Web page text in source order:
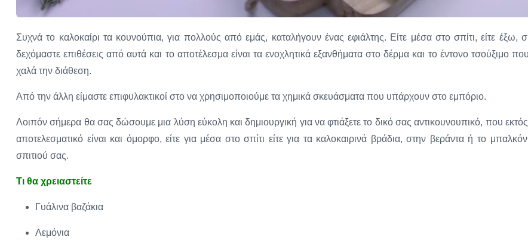
Συχνά το καλοκαίρι τα κουνούπια, για πολλούς από εμάς, καταλήγουν ένας εφιάλτης. Είτε μέσα στο σπίτι, είτε έξω,
δεχόμαστε επιθέσεις από αυτά και το αποτέλεσμα είναι τα ενοχλητικά εξανθήματα στο δέρμα και το έντονο τσούξιμο
χαλά την διάθεση.
Από την άλλη είμαστε επιφυλακτικοί στο να χρησιμοποιούμε τα χημικά σκευάσματα που υπάρχουν στο εμπόριο.
Λοιπόν σήμερα θα σας δώσουμε μια λύση εύκολη και δημιουργική για να φτιάξετε το δικό σας αντικουνουπικό, που
αποτελεσματικό είναι και όμορφο, είτε για μέσα στο σπίτι είτε για τα καλοκαιρινά βράδια, στην βεράντα ή το
σπιτιού σας.
Τι θα χρειαστείτε
Γυάλινα βαζάκια
Λεμόνια